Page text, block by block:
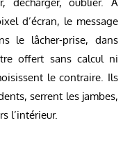
d’écran, le message
le lâcher-prise, dans
offert sans calcul ni
le contraire. Ils
serrent les jambes,
l’intérieur.